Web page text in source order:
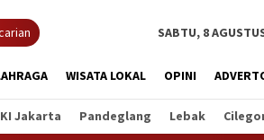
SABTU, 8
WISATA LOKAL OPINI
Jakarta Pandeglang Lebak